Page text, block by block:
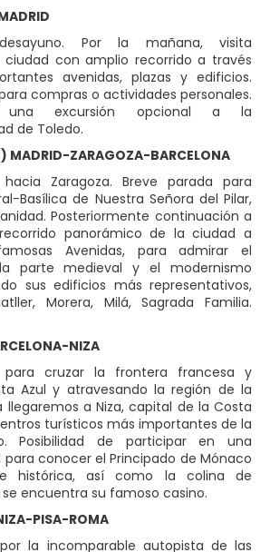
Por la mañana, visita
con amplio recorrido a través
avenidas, plazas y edificios.
compras o actividades personales.
una excursión opcional a la
de Toledo.
MADRID-ZARAGOZA-BARCELONA
hacia Zaragoza. Breve parada para
Basílica de Nuestra Señora del Pilar,
Posteriormente continuación a
panorámico de la ciudad a
Avenidas, para admirar el
parte medieval y el modernismo
sus edificios más representativos,
Morera, Milá, Sagrada Familia.
NIZA
para cruzar la frontera francesa y
Azul y atravesando la región de la
llegaremos a Niza, capital de la Costa
turísticos más importantes de la
Posibilidad de participar en una
conocer el Principado de Mónaco
histórica, así como la colina de
encuentra su famoso casino.
PISA-ROMA
por la incomparable autopista de las